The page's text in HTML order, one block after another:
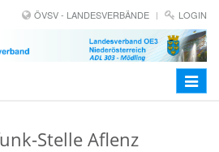
ÖVSV - LANDESVERBÄNDE LOGIN
Toggle
Stelle Aflenz